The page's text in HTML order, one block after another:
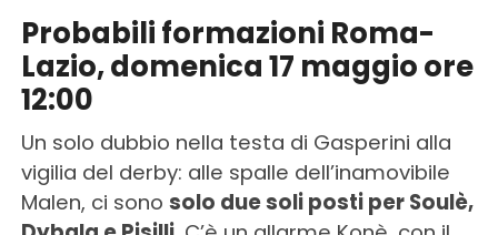
Probabili formazioni Roma-
Lazio, domenica 17 maggio ore
12:00
Un solo dubbio nella testa di Gasperini alla
vigilia del derby: alle spalle dell’inamovibile
Malen, ci sono solo due soli posti per Soulè,